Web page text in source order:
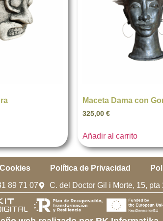
Maceta Dama con
325,00 €
Añadir al carrito
Política de Privacidad
89 71 07 C. del Doctor Gil i Morte, 15,